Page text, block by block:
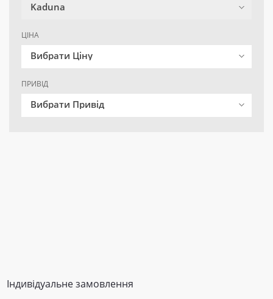
Kaduna
ЦІНА
Вибрати Ціну
ПРИВІД
Вибрати Привід
Індивідуальне замовлення